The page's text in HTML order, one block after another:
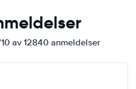
av 12840 anmeldelser